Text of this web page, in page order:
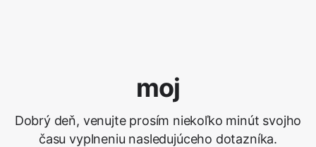
moj
Dobrý deň, venujte prosím niekoľko minút svojho
času vyplneniu nasledujúceho dotazníka.